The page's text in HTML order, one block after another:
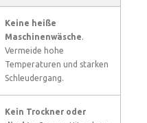
Keine heiße
Maschinenwäsche.
Vermeide hohe
Temperaturen und starken
Schleudergang.
Kein Trockner oder